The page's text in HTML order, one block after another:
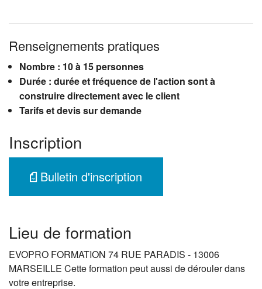
Renseignements pratiques
Nombre : 10 à 15 personnes
Durée : durée et fréquence de l'action sont à
construire directement avec le client
Tarifs et devis sur demande
Inscription
Bulletin d'inscription
Lieu de formation
EVOPRO FORMATION 74 RUE PARADIS - 13006
MARSEILLE Cette formation peut aussi de dérouler dans
votre entreprise.